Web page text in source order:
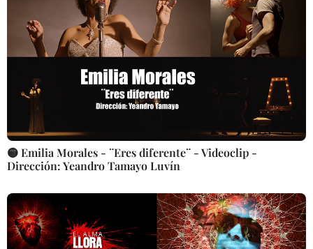
🟡 Emilia Morales - ¨Eres diferente¨ - Videoclip -
Dirección: Yeandro Tamayo Luvín